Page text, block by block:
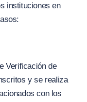
instituciones en
Verificación de
y se realiza
con los